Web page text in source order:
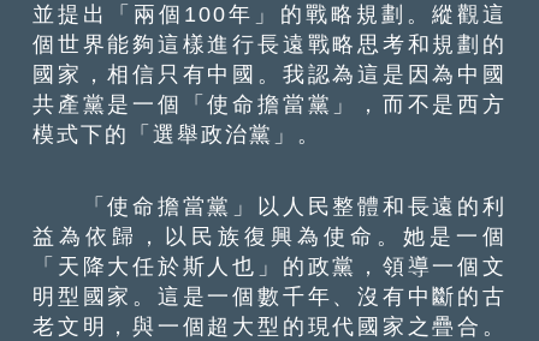
並提出「兩個100年」的戰略規劃。縱觀這
個世界能夠這樣進行長遠戰略思考和規劃的
國家，相信只有中國。我認為這是因為中國
共產黨是一個「使命擔當黨」，而不是西方
模式下的「選舉政治黨」。
「使命擔當黨」以人民整體和長遠的利
益為依歸，以民族復興為使命。她是一個
「天降大任於斯人也」的政黨，領導一個文
明型國家。這是一個數千年、沒有中斷的古
老文明，與一個超大型的現代國家之疊合。